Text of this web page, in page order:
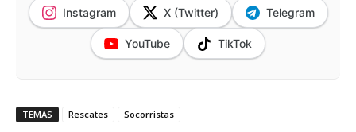
Instagram X (Twitter) Telegram
YouTube TikTok
TEMAS Rescates Socorristas